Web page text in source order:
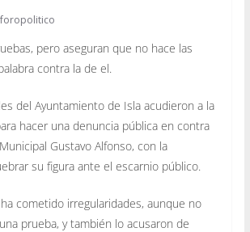
foropolitico
pero aseguran que no hace las
contra la de el.
del Ayuntamiento de Isla acudieron a la
hacer una denuncia pública en contra
Gustavo Alfonso, con la
su figura ante el escarnio público.
cometido irregularidades, aunque no
prueba, y también lo acusaron de